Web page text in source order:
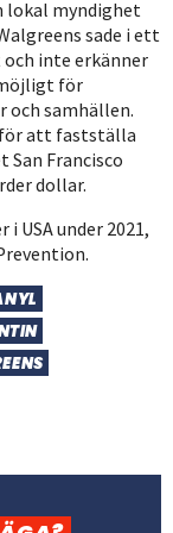
lokal myndighet
sade i ett
inte erkänner
för
och samhällen.
att fastställa
Francisco
dollar.
USA under 2021,